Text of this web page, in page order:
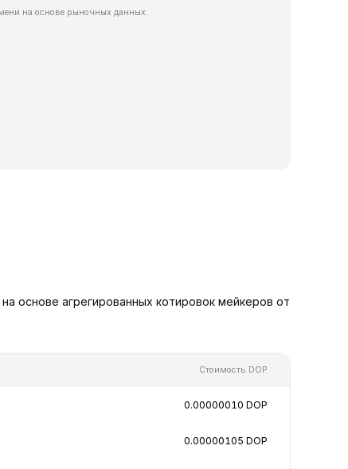
на основе рыночных данных.
основе агрегированных котировок мейкеров от
Стоимость DOP
0.00000010 DOP
0.00000105 DOP